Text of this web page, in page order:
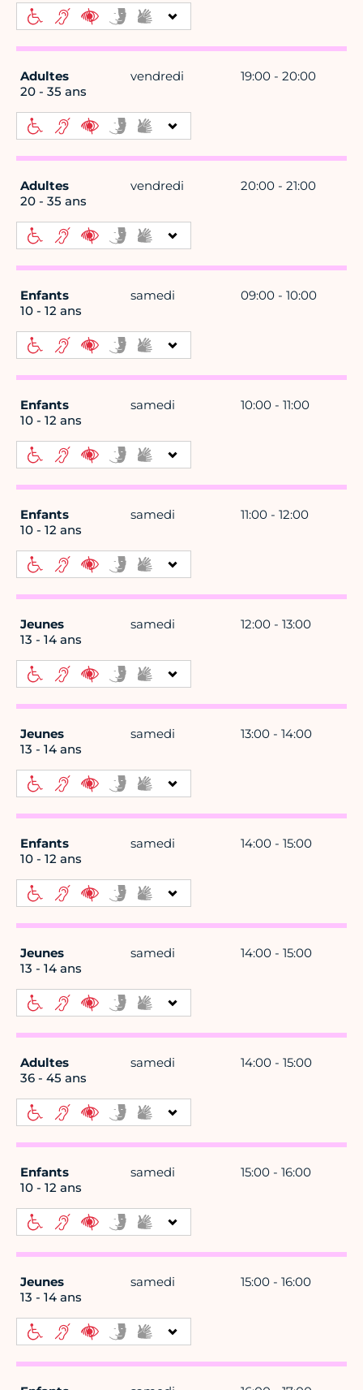
Adultes
20 - 35 ans
vendredi 19:00 - 20:00
Adultes
20 - 35 ans
vendredi 20:00 - 21:00
Enfants
10 - 12 ans
samedi 09:00 - 10:00
Enfants
10 - 12 ans
samedi 10:00 - 11:00
Enfants
10 - 12 ans
samedi 11:00 - 12:00
Jeunes
13 - 14 ans
samedi 12:00 - 13:00
Jeunes
13 - 14 ans
samedi 13:00 - 14:00
Enfants
10 - 12 ans
samedi 14:00 - 15:00
Jeunes
13 - 14 ans
samedi 14:00 - 15:00
Adultes
36 - 45 ans
samedi 14:00 - 15:00
Enfants
10 - 12 ans
samedi 15:00 - 16:00
Jeunes
13 - 14 ans
samedi 15:00 - 16:00